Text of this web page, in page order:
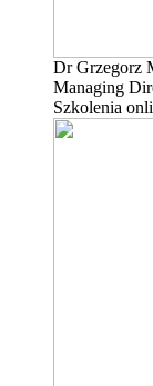
Dr Grzegorz
Managing
Szkolenia